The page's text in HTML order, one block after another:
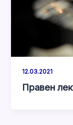
12.03.2021
Правен